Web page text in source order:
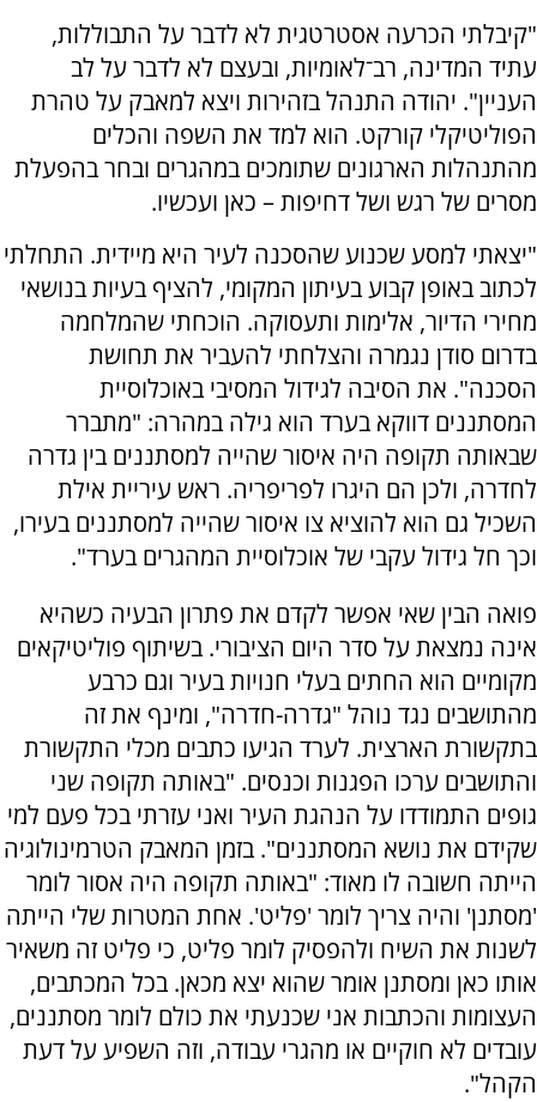
"קיבלתי הכרעה אסטרטגית לא לדבר על התבוללות,
עתיד המדינה, רב־לאומיות, ובעצם לא לדבר על לב
העניין". יהודה התנהל בזהירות ויצא למאבק על טהרת
הפוליטיקלי קורקט. הוא למד את השפה והכלים
מהתנהלות הארגונים שתומכים במהגרים ובחר בהפעלת
מסרים של רגש ושל דחיפות – כאן ועכשיו.
"יצאתי למסע שכנוע שהסכנה לעיר היא מיידית. התחלתי
לכתוב באופן קבוע בעיתון המקומי, להציף בעיות בנושאי
מחירי הדיור, אלימות ותעסוקה. הוכחתי שהמלחמה
בדרום סודן נגמרה והצלחתי להעביר את תחושת
הסכנה". את הסיבה לגידול המסיבי באוכלוסיית
המסתננים דווקא בערד הוא גילה במהרה: "מתברר
שבאותה תקופה היה איסור שהייה למסתננים בין גדרה
לחדרה, ולכן הם היגרו לפריפריה. ראש עיריית אילת
השכיל גם הוא להוציא צו איסור שהייה למסתננים בעירו,
וכך חל גידול עקבי של אוכלוסיית המהגרים בערד".
פואה הבין שאי אפשר לקדם את פתרון הבעיה כשהיא
אינה נמצאת על סדר היום הציבורי. בשיתוף פוליטיקאים
מקומיים הוא החתים בעלי חנויות בעיר וגם כרבע
מהתושבים נגד נוהל "גדרה-חדרה", ומינף את זה
בתקשורת הארצית. לערד הגיעו כתבים מכלי התקשורת
והתושבים ערכו הפגנות וכנסים. "באותה תקופה שני
גופים התמודדו על הנהגת העיר ואני עזרתי בכל פעם למי
שקידם את נושא המסתננים". בזמן המאבק הטרמינולוגיה
הייתה חשובה לו מאוד: "באותה תקופה היה אסור לומר
'מסתנן' והיה צריך לומר 'פליט'. אחת המטרות שלי הייתה
לשנות את השיח ולהפסיק לומר פליט, כי פליט זה משאיר
אותו כאן ומסתנן אומר שהוא יצא מכאן. בכל המכתבים,
העצומות והכתבות אני שכנעתי את כולם לומר מסתננים,
עובדים לא חוקיים או מהגרי עבודה, וזה השפיע על דעת
הקהל".